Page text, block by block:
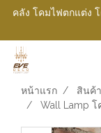
คลัง โคมไฟตกแต่ง
หน้าแรก สินค้
Wall Lamp โ